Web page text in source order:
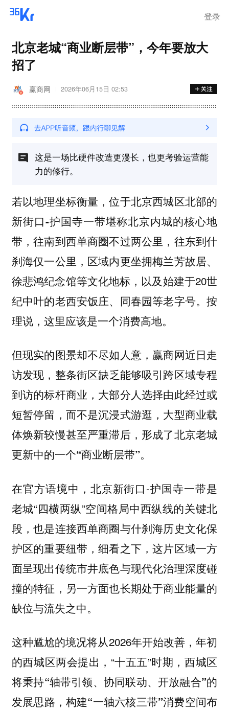
登录
北京老城“商业断层带”，今年要放大
招了
赢商网 2026年06月15日 02:53
这是一场比硬件改造更漫长，也更考验运营能
力的修行。
若以地理坐标衡量，位于北京西城区北部的
新街口-护国寺一带堪称北京内城的核心地
带，往南到西单商圈不过两公里，往东到什
刹海仅一公里，区域内更坐拥梅兰芳故居、
徐悲鸿纪念馆等文化地标，以及始建于20世
纪中叶的老西安饭庄、同春园等老字号。按
理说，这里应该是一个消费高地。
但现实的图景却不尽如人意，赢商网近日走
访发现， 整条街区缺乏能够吸引跨区域专程
到访的标杆商业，大部分人选择由此经过或
短暂停留，而不是沉浸式游逛，大型商业载
体焕新较慢甚至严重滞后，形成了北京老城
更新中的一个“商业断层带”。
在官方语境中，北京新街口-护国寺一带是
老城“四横两纵”空间格局中西纵线的关键北
段，也是连接西单商圈与什刹海历史文化保
护区的重要纽带，细看之下，这片区域一方
面呈现出传统市井底色与现代化治理深度碰
撞的特征，另一方面也长期处于商业能量的
缺位与流失之中。
这种尴尬的境况将从2026年开始改善，年初
的西城区两会提出，“十五五”时期， 西城区
将秉持“轴带引领、协同联动、开放融合”的
发展思路，构建“一轴六核三带”消费空间布